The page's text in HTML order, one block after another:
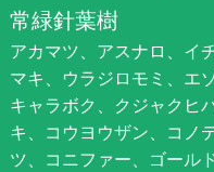
常緑針葉樹
アカマツ、アスナロ、イ
マキ、ウラジロモミ、エ
キャラボク、クジャクヒ
キ、コウヨウザン、コノ
ツ、コニファー、ゴール